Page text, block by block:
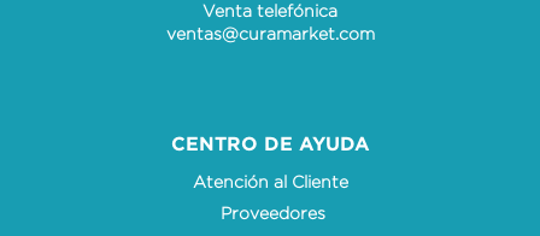
Venta telefónica
ventas@curamarket.com
CENTRO DE AYUDA
Atención al Cliente
Proveedores